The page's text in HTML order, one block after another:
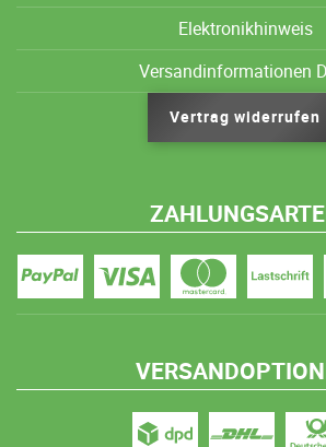
Elektronikhinweis
Versandinformationen
Vertrag widerrufen